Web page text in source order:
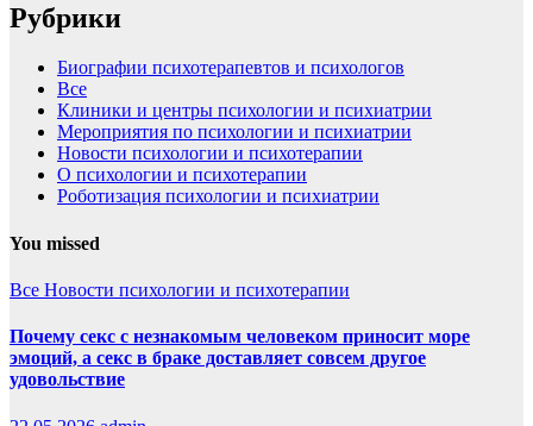
Рубрики
Биографии психотерапевтов и психологов
Все
Клиники и центры психологии и психиатрии
Мероприятия по психологии и психиатрии
Новости психологии и психотерапии
О психологии и психотерапии
Роботизация психологии и психиатрии
You missed
Все Новости психологии и психотерапии
Почему секс с незнакомым человеком приносит море
эмоций, а секс в браке доставляет совсем другое
удовольствие